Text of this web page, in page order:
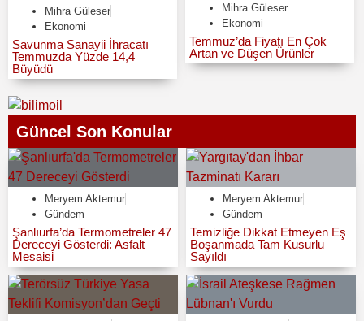
Mihra Güleser
Ekonomi
Savunma Sanayii İhracatı
Temmuzda Yüzde 14,4
Büyüdü
Mihra Güleser
Ekonomi
Temmuz’da Fiyatı En Çok
Artan ve Düşen Ürünler
Güncel Son Konular
Meryem Aktemur
Gündem
Şanlıurfa’da Termometreler 47
Dereceyi Gösterdi: Asfalt
Mesaisi
Meryem Aktemur
Gündem
Temizliğe Dikkat Etmeyen Eş
Boşanmada Tam Kusurlu
Sayıldı